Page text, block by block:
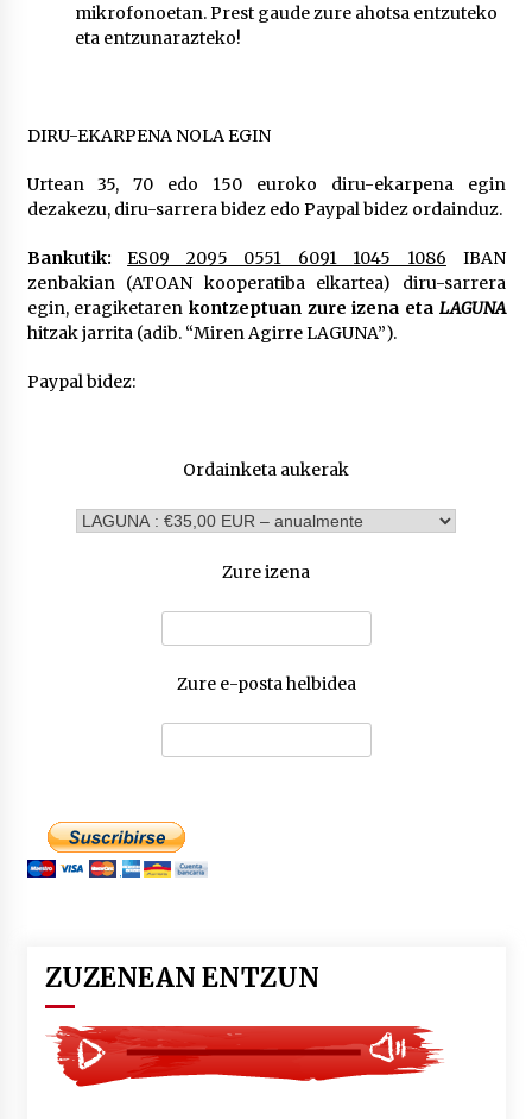
mikrofonoetan. Prest gaude zure ahotsa entzuteko
eta entzunarazteko!
DIRU-EKARPENA NOLA EGIN
Urtean 35, 70 edo 150 euroko diru-ekarpena egin
dezakezu, diru-sarrera bidez edo Paypal bidez ordainduz.
Bankutik:ES09 2095 0551 6091 1045 1086 IBAN
zenbakian (ATOAN kooperatiba elkartea) diru-sarrera
egin, eragiketaren kontzeptuan zure izena eta LAGUNA
hitzak jarrita (adib. “Miren Agirre LAGUNA”).
Paypal bidez:
Ordainketa aukerak
Zure izena
Zure e-posta helbidea
ZUZENEAN ENTZUN